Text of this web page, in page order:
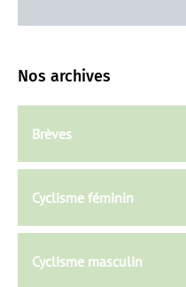
Nos archives
Brèves
Cyclisme féminin
Cyclisme masculin